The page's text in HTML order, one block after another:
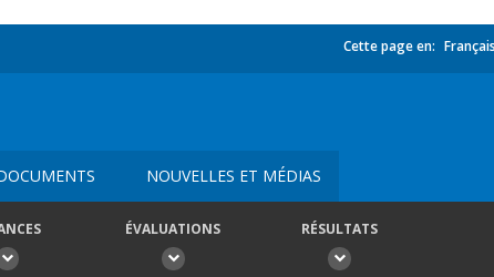
Cette page en: Français
NOUVELLES ET MÉDIAS
ÉVALUATIONS RÉSULTATS